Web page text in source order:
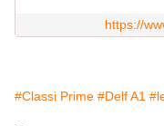
https://
#Classi Prime #Delf A1